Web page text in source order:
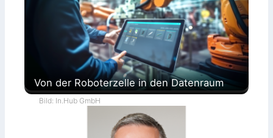
Von der Roboterzelle in den Datenraum
Bild: In.Hub GmbH